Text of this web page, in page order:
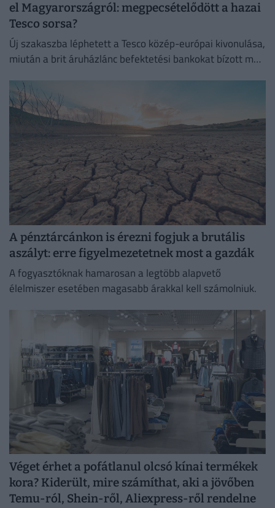
el Magyarországról: megpecsételődött a hazai
Tesco sorsa?
Új szakaszba léphetett a Tesco közép-európai kivonulása,
miután a brit áruházlánc befektetési bankokat bízott meg
A pénztárcánkon is érezni fogjuk a brutális
aszályt: erre figyelmezetetnek most a gazdák
A fogyasztóknak hamarosan a legtöbb alapvető
élelmiszer esetében magasabb árakkal kell számolniuk.
Véget érhet a pofátlanul olcsó kínai termékek
kora? Kiderült, mire számíthat, aki a jövőben
Temu-ról, Shein-ről, Aliexpress-ről rendelne